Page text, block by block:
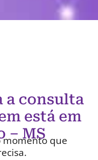
a consulta
está em
– MS
momento que